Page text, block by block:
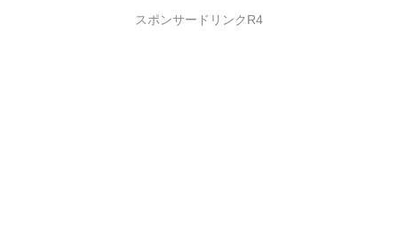
スポンサードリンクR4